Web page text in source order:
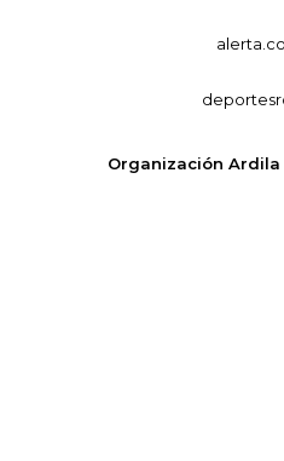
Organización